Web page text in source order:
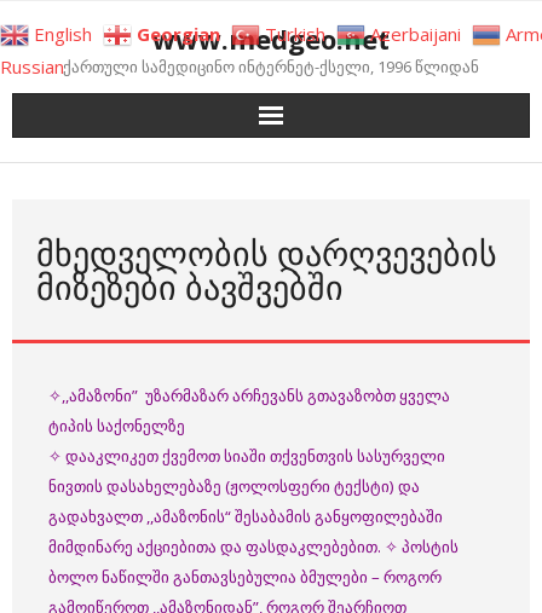
to
content
www.medgeo.net
ქართული სამედიცინო ინტერნეტ-ქსელი, 1996 წლიდან
ᲛᲮᲔᲓᲕᲔᲚᲝᲑᲘᲡ ᲓᲐᲠᲦᲕᲔᲕᲔᲑᲘᲡ
ᲛᲘᲖᲔᲖᲔᲑᲘ ᲑᲐᲕᲨᲕᲔᲑᲨᲘ
✧,,ამაზონი” უზარმაზარ არჩევანს გთავაზობთ ყველა
ტიპის საქონელზე
✧ დააკლიკეთ ქვემოთ სიაში თქვენთვის სასურველი
ნივთის დასახელებაზე (ჟოლოსფერი ტექსტი) და
გადახვალთ ,,ამაზონის“ შესაბამის განყოფილებაში
მიმდინარე აქციებითა და ფასდაკლებებით. ✧ პოსტის
ბოლო ნაწილში განთავსებულია ბმულები – როგორ
გამოიწეროთ ,,ამაზონიდან”, როგორ შეარჩიოთ
English Georgian Turkish Azerbaijani
Russian